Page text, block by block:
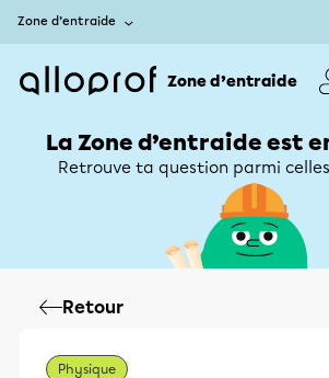
Zone d’entraide
Zone d’entraide
La Zone d’entraide est
Retrouve ta question parmi
Retour
Physique